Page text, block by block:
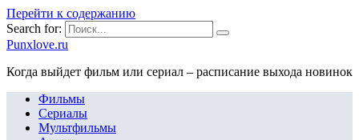
Перейти к содержанию
Search for:
Punxlove.ru
Когда выйдет фильм или сериал – расписание выхода новинок
Фильмы
Сериалы
Мультфильмы